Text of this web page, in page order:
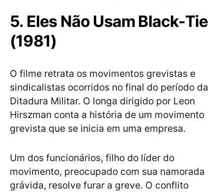
5. Eles Não Usam Black-Tie
(1981)
O filme retrata os movimentos grevistas e
sindicalistas ocorridos no final do período da
Ditadura Militar. O longa dirigido por Leon
Hirszman conta a história de um movimento
grevista que se inicia em uma empresa.
Um dos funcionários, filho do líder do
movimento, preocupado com sua namorada
grávida, resolve furar a greve. O conflito